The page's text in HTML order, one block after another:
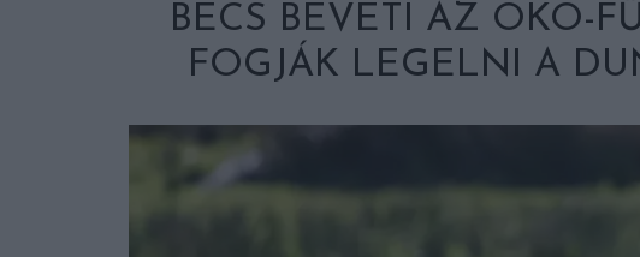
BÉCS BEVETI AZ ÖKO-
FOGJÁK LEGELNI A